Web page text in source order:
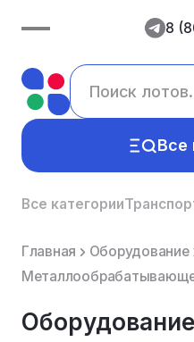
8
Все
Все категории
Главная
Оборудование
Оборудование